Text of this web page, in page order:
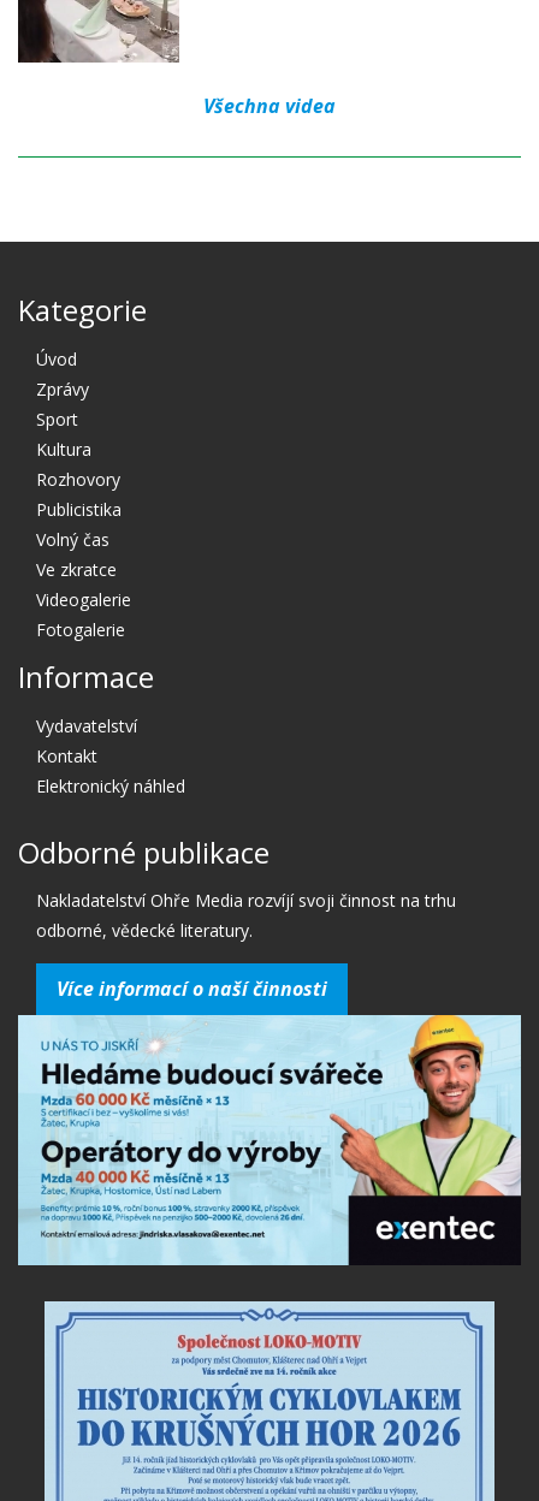
Všechna videa
Kategorie
Úvod
Zprávy
Sport
Kultura
Rozhovory
Publicistika
Volný čas
Ve zkratce
Videogalerie
Fotogalerie
Informace
Vydavatelství
Kontakt
Elektronický náhled
Odborné publikace
Nakladatelství Ohře Media rozvíjí svoji činnost na trhu
odborné, vědecké literatury.
Více informací o naší činnosti